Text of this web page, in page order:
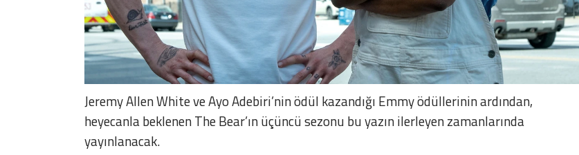
Jeremy Allen White ve Ayo Adebiri’nin ödül kazandığı Emmy ödüllerinin ardından,
heyecanla beklenen The Bear’ın üçüncü sezonu bu yazın ilerleyen zamanlarında
yayınlanacak.